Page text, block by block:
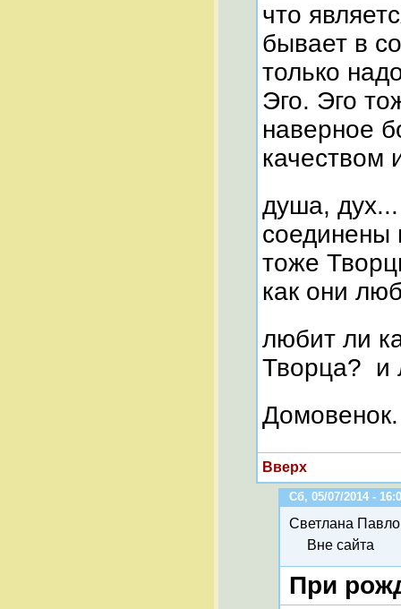
что
бывает в
только
Эго. Эго
наверное
качеством
душа,
соединены
тоже
как они
любит ли
Творца? и
Домовенок.
Вверх
Сб, 05/07/2014 -
Светлана
Вне сайта
При